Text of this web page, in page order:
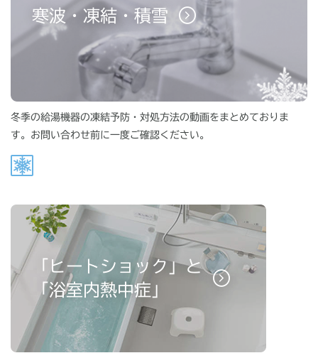
寒波・凍結・積雪
冬季の給湯機器の凍結予防・対処方法の動画をまとめておりま
す。お問い合わせ前に一度ご確認ください。
「ヒートショック」と
「浴室内熱中症」